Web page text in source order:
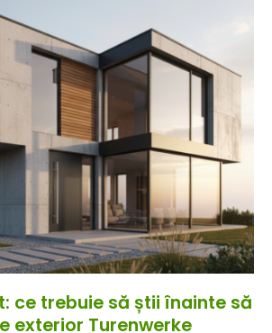
ce trebuie să știi înainte să
exterior Turenwerke